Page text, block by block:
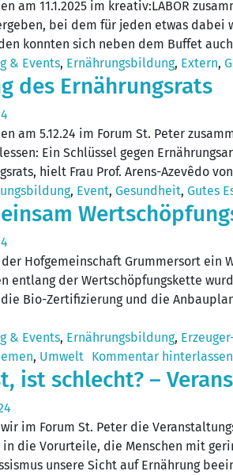
am 11.1.2025 im kreativ:LABOR
bei dem für jeden etwas dabei
konnten sich neben dem Buffet
& Events, Ernährungsbildung, Extern,
des Ernährungsrats
am 5.12.24 im Forum St. Peter
Ein Schlüssel gegen
hielt Frau Prof. Arens-Azevêdo
, Event, Gesundheit, Gutes
der Hofgemeinschaft Grummersort
entlang der Wertschöpfungskette
Bio-Zertifizierung und die
& Events, Ernährungsbildung,
, Umwelt Kommentar hinterlassen
ist schlecht? –
im Forum St. Peter die
die Vorurteile, die Menschen mit
unsere Sicht auf Ernährung